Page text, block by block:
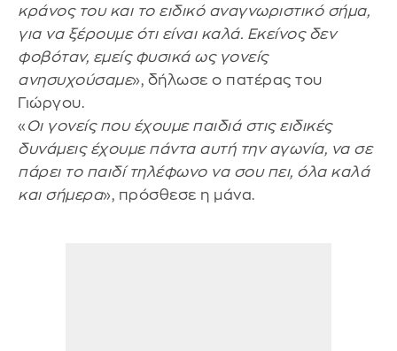
κράνος του και το ειδικό αναγνωριστικό σήμα,
για να ξέρουμε ότι είναι καλά. Εκείνος δεν
φοβόταν, εμείς φυσικά ως γονείς
ανησυχούσαμε», δήλωσε ο πατέρας του
Γιώργου.
« Οι γονείς που έχουμε παιδιά στις ειδικές
δυνάμεις έχουμε πάντα αυτή την αγωνία, να σε
πάρει το παιδί τηλέφωνο να σου πει, όλα καλά
και σήμερα», πρόσθεσε η μάνα.